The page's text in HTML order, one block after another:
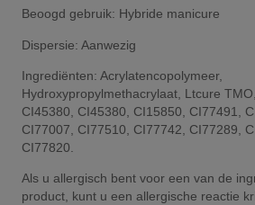
Beoogd gebruik: Hybride manicure
Dispersie: Aanwezig
Ingrediënten: Acrylatencopolymeer,
Hydroxypropylmethacrylaat, Ltcure
CI45380, CI45380, CI15850, CI77491,
CI77007, CI77510, CI77742, CI77289,
CI77820.
Als u allergisch bent voor een van de
product, kunt u een allergische reactie